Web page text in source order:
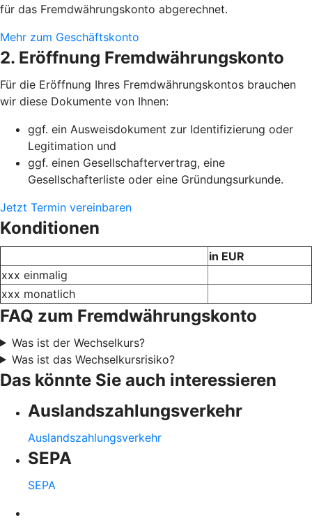
für das Fremdwährungskonto abgerechnet.
Mehr zum Geschäftskonto
2. Eröffnung Fremdwährungskonto
Für die Eröffnung Ihres Fremdwährungskontos brauchen
wir diese Dokumente von Ihnen:
ggf. ein Ausweisdokument zur Identifizierung oder
Legitimation und
ggf. einen Gesellschaftervertrag, eine
Gesellschafterliste oder eine Gründungsurkunde.
Jetzt Termin vereinbaren
Konditionen
in EUR
xxx einmalig
xxx monatlich
FAQ zum Fremdwährungskonto
Was ist der Wechselkurs?
Was ist das Wechselkursrisiko?
Das könnte Sie auch interessieren
Auslandszahlungsverkehr
Auslandszahlungsverkehr
SEPA
SEPA